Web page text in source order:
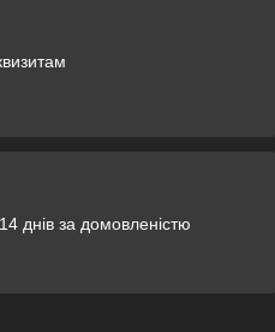
днів за домовленістю